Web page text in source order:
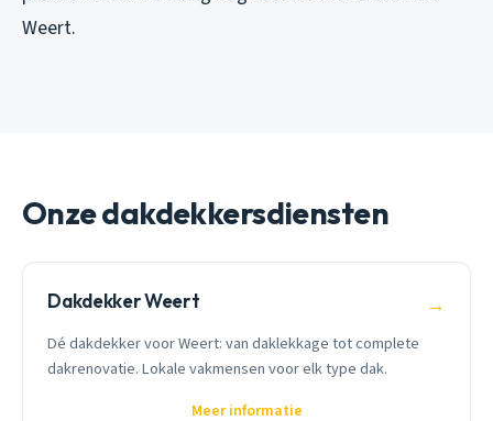
Weert.
Onze dakdekkersdiensten
Dakdekker Weert →
Dé dakdekker voor Weert: van daklekkage tot complete
dakrenovatie. Lokale vakmensen voor elk type dak.
Meer informatie